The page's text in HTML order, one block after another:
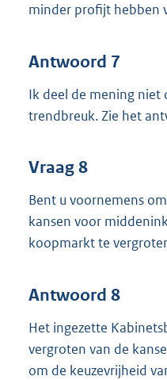
minder profijt hebben
Antwoord 7
Ik deel de mening niet
trendbreuk. Zie het
Vraag 8
Bent u voornemens
kansen voor
koopmarkt te
Antwoord 8
Het ingezette
vergroten van de
om de keuzevrijheid